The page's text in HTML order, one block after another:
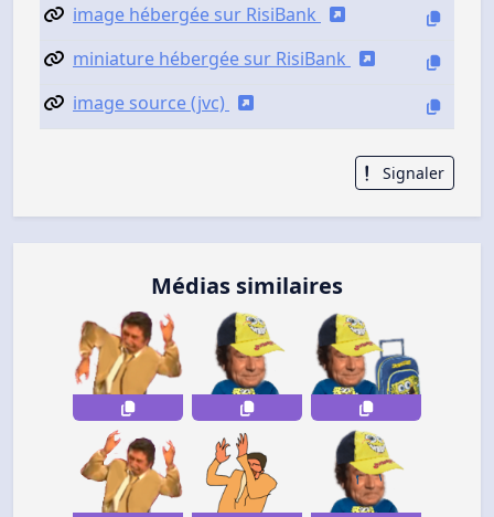
image hébergée sur RisiBank
miniature hébergée sur RisiBank
image source (jvc)
Signaler
Médias similaires